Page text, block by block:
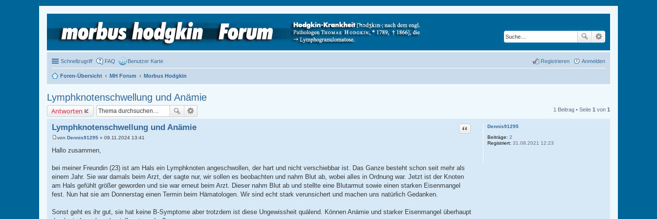
Schnellzugriff FAQ Benutzer Karte Anmelden
Registrieren
Foren-Übersicht MH Forum Morbus Hodgkin
Lymphknotenschwellung und Anämie
Antworten 1 Beitrag • Seite 1 von 1
Dennis91295
Beiträge: 2
Registriert: 31.08.2021 12:23
Lymphknotenschwellung und Anämie Zitat
e
i
a
g
von Dennis91295 » 09.11.2024 13:41
Hallo zusammen,
bei meiner Freundin (23) ist am Hals ein Lymphknoten angeschwollen, der hart und nicht verschiebbar ist. Das Ganze besteht schon seit mehr als
einem Jahr. Sie war damals beim Arzt, der sagte nur, wir sollen es beobachten und nahm Blut ab, wobei alles in Ordnung war. Jetzt ist der Knoten
am Hals gefühlt größer geworden und sie war erneut beim Arzt. Dieser nahm Blut ab und stellte eine Blutarmut sowie einen starken Eisenmangel
fest. Nun hat sie am Donnerstag einen Termin beim Hämatologen. Wir sind echt stark verunsichert und machen uns natürlich Gedanken.
Sonst geht es ihr gut, sie hat keine B-Symptome aber trotzdem ist diese Ungewissheit quälend. Können Anämie und starker Eisenmangel überhaupt